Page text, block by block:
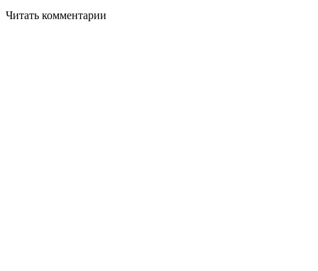
Читать комментарии